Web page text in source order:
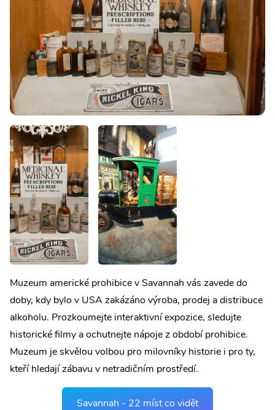
Muzeum americké prohibice v Savannah vás zavede do
doby, kdy bylo v USA zakázáno výroba, prodej a distribuce
alkoholu. Prozkoumejte interaktivní expozice, sledujte
historické filmy a ochutnejte nápoje z období prohibice.
Muzeum je skvělou volbou pro milovníky historie i pro ty,
kteří hledají zábavu v netradičním prostředí.
Savannah - 22 míst co vidět